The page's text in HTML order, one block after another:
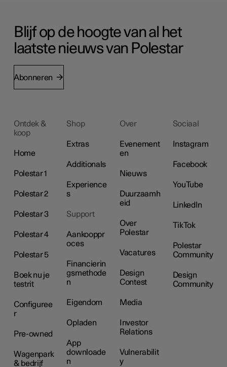
Blijf op de hoogte van al het
laatste nieuws van Polestar
Abonneren
Ontdek &
koop
Home
Polestar 1
Polestar 2
Polestar 3
Polestar 4
Polestar 5
Boek nu je
testrit
Configuree
r
Pre-owned
Wagenpark
& bedrijf
Shop
Extras
Additionals
Experience
s
Support
Aankooppr
oces
Financierin
gsmethode
n
Eigendom
Opladen
App
downloade
n
Over
Evenement
en
Nieuws
Duurzaamh
eid
Over
Polestar
Vacatures
Design
Contest
Media
Investor
Relations
Vulnerabilit
y
Sociaal
Instagram
Facebook
YouTube
LinkedIn
TikTok
Polestar
Community
Design
Community